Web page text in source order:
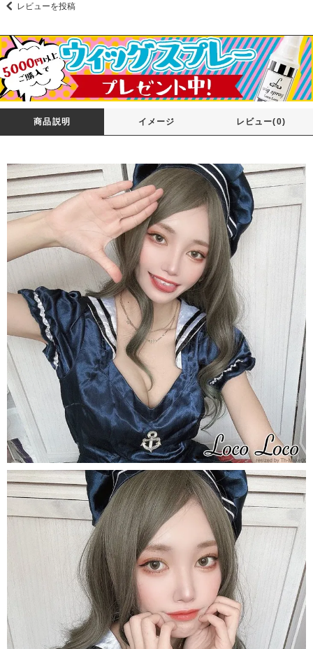
レビューを投稿
商品説明 イメージ レビュー(0)